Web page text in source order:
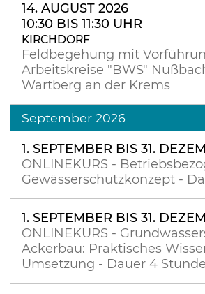
14. AUGUST 2026
10:30 BIS 11:30 UHR
KIRCHDORF
Feldbegehung mit
Arbeitskreise "BWS"
Wartberg an der Krems
September 2026
1. SEPTEMBER BIS 31.
ONLINEKURS -
Gewässerschutzkonzept -
1. SEPTEMBER BIS 31.
ONLINEKURS -
Ackerbau: Praktisches
Umsetzung - Dauer 4